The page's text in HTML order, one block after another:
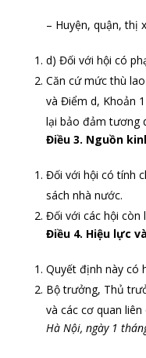
– Huyện, quận, thị
d) Đối với hội có
Căn cứ mức thù
và Điểm d, Khoản
lại bảo đảm tương
Điều 3. Nguồn
Đối với hội có tính
sách nhà nước.
Đối với các hội còn
Điều 4. Hiệu lực
Quyết định này có
Bộ trưởng, Thủ
và các cơ quan
Hà Nội, ngày 1